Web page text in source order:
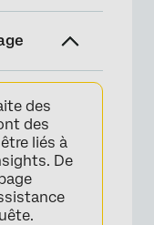
des
des
liés à
De